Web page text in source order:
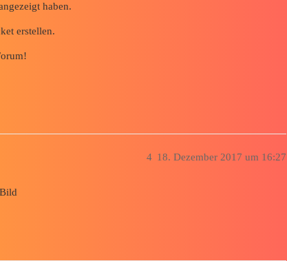
haben.
erstellen.
18. Dezember 2017 um 16:27
4